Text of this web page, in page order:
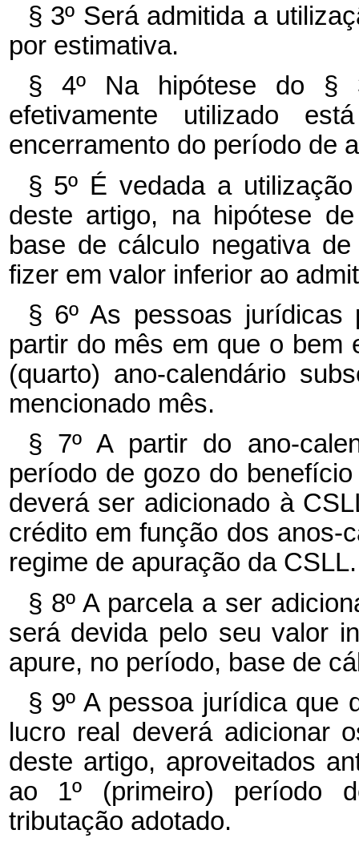
§ 3º Será admitida a
por estimativa.
§ 4º Na hipótese do §
efetivamente utilizado
encerramento do período de
§ 5º É vedada a
deste artigo, na hipótese
base de cálculo negativa
fizer em valor inferior ao
§ 6º As pessoas
partir do mês em que o bem
(quarto) ano-calendário
mencionado mês.
§ 7º A partir do ano-
período de gozo do
deverá ser adicionado à
crédito em função dos anos-
regime de apuração da CSLL.
§ 8º A parcela a ser
será devida pelo seu valor
apure, no período, base de
§ 9º A pessoa jurídica que
lucro real deverá adicionar
deste artigo, aproveitados
ao 1º (primeiro) período
tributação adotado.